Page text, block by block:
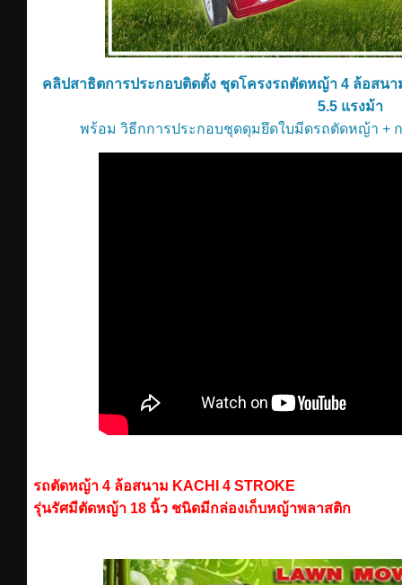
คลิปสาธิตการประกอบติดตั้ง ชุดโครงรถตัดหญ้า 4 ล้อสนา
5.5 แรงม้า
พร้อม วิธีกการประกอบชุดดุมยึดใบมีดรถตัดหญ้า +
รถตัดหญ้า 4 ล้อสนาม KACHI 4 STROKE
รุ่นรัศมีตัดหญ้า 18 นิ้ว ชนิดมีกล่องเก็บหญ้าพลาสติก